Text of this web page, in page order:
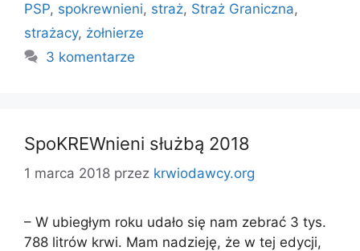
PSP, spokrewnieni, straż, Straż Graniczna,
strażacy, żołnierze
3 komentarze
SpoKREWnieni służbą 2018
1 marca 2018 przez krwiodawcy.org
– W ubiegłym roku udało się nam zebrać 3 tys.
788 litrów krwi. Mam nadzieję, że w tej edycji,